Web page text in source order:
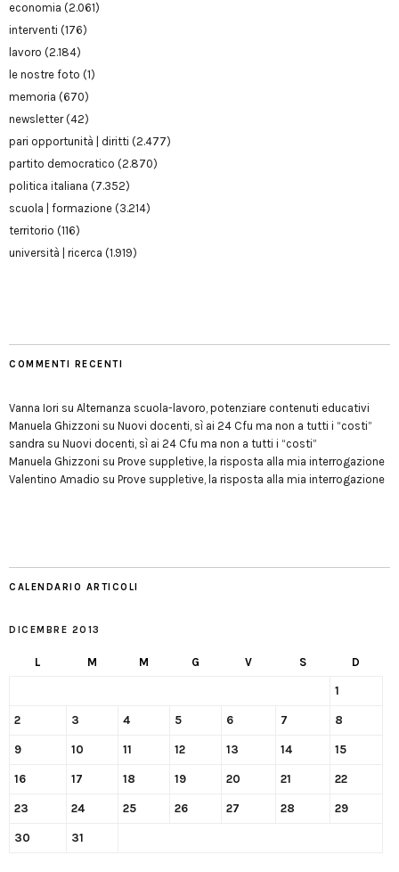
economia (2.061)
interventi (176)
lavoro (2.184)
le nostre foto (1)
memoria (670)
newsletter(42)
pari opportunità | diritti (2.477)
partito democratico (2.870)
politica italiana (7.352)
scuola | formazione (3.214)
territorio (116)
università | ricerca (1.919)
COMMENTI RECENTI
Vanna Iori su Alternanza scuola-lavoro, potenziare contenuti educativi
Manuela Ghizzoni su Nuovi docenti, sì ai 24 Cfu ma non a tutti i “costi”
sandra su Nuovi docenti, sì ai 24 Cfu ma non a tutti i “costi”
Manuela Ghizzoni su Prove suppletive, la risposta alla mia interrogazione
Valentino Amadio su Prove suppletive, la risposta alla mia interrogazione
CALENDARIO ARTICOLI
DICEMBRE 2013
L M M G V S D
1
2 3 4 5 6 7 8
9 10 11 12 13 14 15
16 17 18 19 20 21 22
23 24 25 26 27 28 29
30 31